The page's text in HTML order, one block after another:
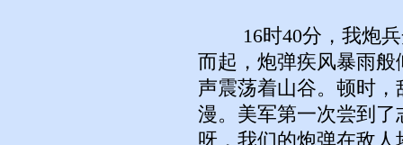
16时40分，我炮兵
而起，炮弹疾风暴雨
声震荡着山谷。顿时
漫。美军第一次尝到